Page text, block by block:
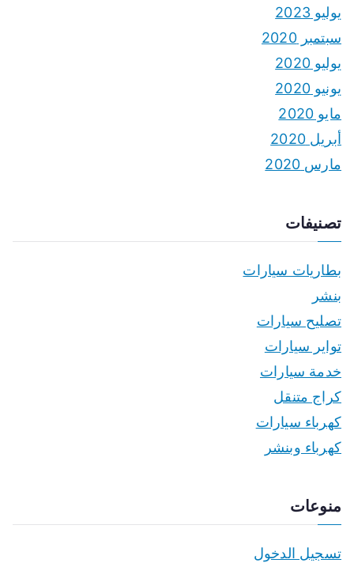
يوليو 2023
سبتمبر 2020
يوليو 2020
يونيو 2020
مايو 2020
أبريل 2020
مارس 2020
تصنيفات
بطاريات سيارات
بنشر
تصليح سيارات
تواير سيارات
خدمة سيارات
كراج متنقل
كهرباء سيارات
كهرباء وبنشر
منوعات
تسجيل الدخول